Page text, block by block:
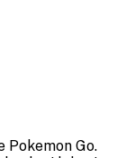
Pokemon Go.